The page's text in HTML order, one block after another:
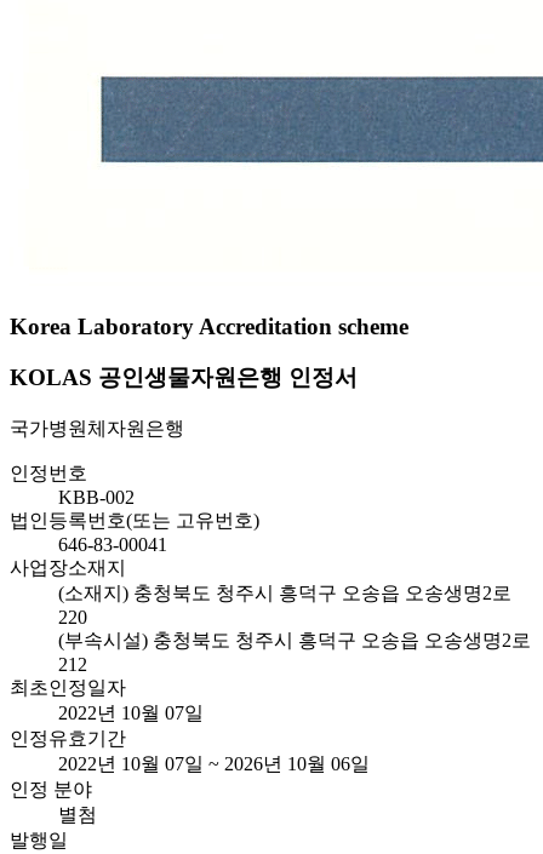
Korea Laboratory Accreditation scheme
KOLAS 공인생물자원은행 인정서
국가병원체자원은행
인정번호
KBB-002
법인등록번호(또는 고유번호)
646-83-00041
사업장소재지
(소재지) 충청북도 청주시 흥덕구 오송읍 오송생명2로
220
(부속시설) 충청북도 청주시 흥덕구 오송읍 오송생명2로
212
최초인정일자
2022년 10월 07일
인정유효기간
2022년 10월 07일 ~ 2026년 10월 06일
인정 분야
별첨
발행일